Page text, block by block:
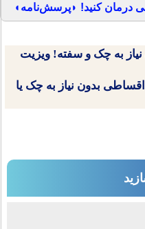
درمان کنید! ◗پرسش‌نامه◖
به چک و سفته! ویزیت
اقساطی بدون نیاز به چک یا